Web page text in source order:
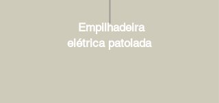
Empilhadeira
elétrica patolada